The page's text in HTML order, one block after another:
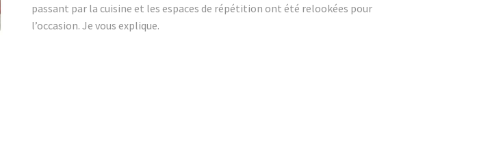
passant par la cuisine et les espaces de répétition ont été relookées pour
l’occasion. Je vous explique.